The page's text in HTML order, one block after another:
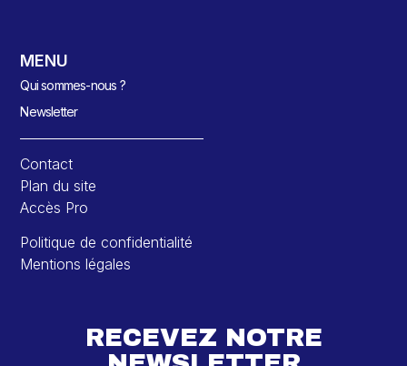
MENU
Qui sommes-nous ?
Newsletter
Contact
Plan du site
Accès Pro
Politique de confidentialité
Mentions légales
RECEVEZ NOTRE